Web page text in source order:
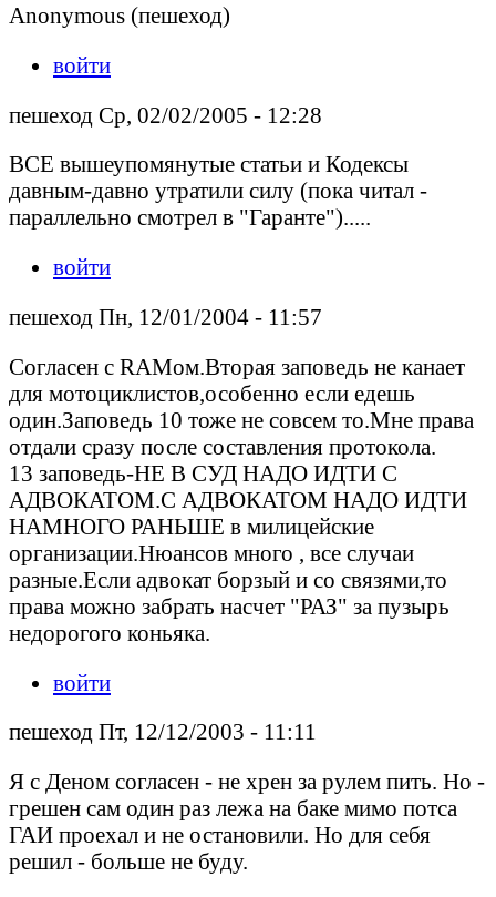
Anonymous (пешеход)
войти
пешеход Ср, 02/02/2005 - 12:28
ВСЕ вышеупомянутые статьи и Кодексы
давным-давно утратили силу (пока читал -
параллельно смотрел в "Гаранте").....
войти
пешеход Пн, 12/01/2004 - 11:57
Согласен с RAMом.Вторая заповедь не канает
для мотоциклистов,особенно если едешь
один.Заповедь 10 тоже не совсем то.Мне права
отдали сразу после составления протокола.
13 заповедь-НЕ В СУД НАДО ИДТИ С
АДВОКАТОМ.С АДВОКАТОМ НАДО ИДТИ
НАМНОГО РАНЬШЕ в милицейские
организации.Нюансов много , все случаи
разные.Если адвокат борзый и со связями,то
права можно забрать насчет "РАЗ" за пузырь
недорогого коньяка.
войти
пешеход Пт, 12/12/2003 - 11:11
Я с Деном согласен - не хрен за рулем пить. Но -
грешен сам один раз лежа на баке мимо потса
ГАИ проехал и не остановили. Но для себя
решил - больше не буду.